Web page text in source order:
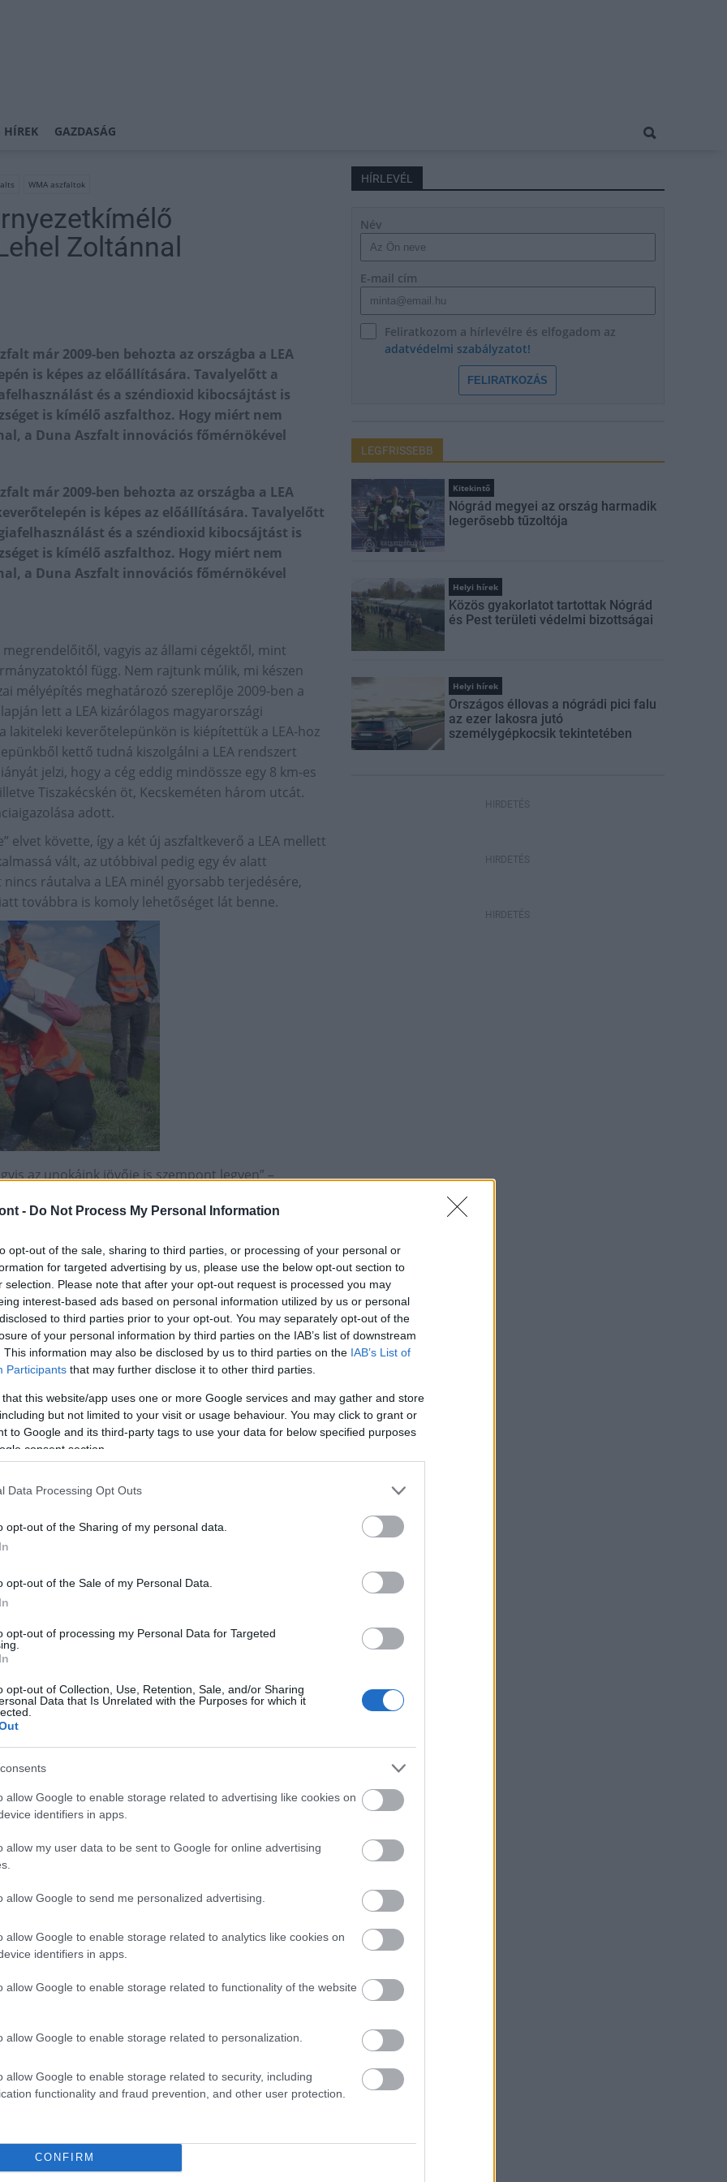
- Do Not Process My Personal Information
opt-out of the sale, sharing to third parties, or processing of your personal or
for targeted advertising by us, please use the below opt-out section to
selection. Please note that after your opt-out request is processed you may
interest-based ads based on personal information utilized by us or personal
to third parties prior to your opt-out. You may separately opt-out of the
of your personal information by third parties on the IAB’s list of downstream
This information may also be disclosed by us to third parties on the IAB’s List of
Participants that may further disclose it to other third parties.
that this website/app uses one or more Google services and may gather and store
but not limited to your visit or usage behaviour. You may click to grant or
to Google and its third-party tags to use your data for below specified purposes
consent section.
Data Processing Opt Outs
opt-out of the Sharing of my personal data.
opt-out of the Sale of my Personal Data.
opt-out of processing my Personal Data for Targeted
opt-out of Collection, Use, Retention, Sale, and/or Sharing
Data that Is Unrelated with the Purposes for which it
allow Google to enable storage related to advertising like cookies on
identifiers in apps.
allow my user data to be sent to Google for online advertising
allow Google to send me personalized advertising.
allow Google to enable storage related to analytics like cookies on
identifiers in apps.
allow Google to enable storage related to functionality of the website
allow Google to enable storage related to personalization.
allow Google to enable storage related to security, including
functionality and fraud prevention, and other user protection.
CONFIRM
HÍREK GAZDASÁG
WMA aszfaltok
Zoltánnal
már 2009-ben behozta az országba a LEA
is képes az előállítására. Tavalyelőtt a
és a széndioxid kibocsájtást is
is kímélő aszfalthoz. Hogy miért nem
a Duna Aszfalt innovációs főmérnökével
már 2009-ben behozta az országba a LEA
is képes az előállítására. Tavalyelőtt
és a széndioxid kibocsájtást is
is kímélő aszfalthoz. Hogy miért nem
a Duna Aszfalt innovációs főmérnökével
vagyis az állami cégektől, mint
függ. Nem rajtunk múlik, mi készen
mélyépítés meghatározó szereplője 2009-ben a
lett a LEA kizárólagos magyarországi
lakiteleki keverőtelepünkön is kiépítettük a LEA-hoz
kettő tudná kiszolgálni a LEA rendszert
jelzi, hogy a cég eddig mindössze egy 8 km-es
Tiszakécskén öt, Kecskeméten három utcát.
adott.
elvet követte, így a két új aszfaltkeverő a LEA mellett
vált, az utóbbival pedig egy év alatt
ráutalva a LEA minél gyorsabb terjedésére,
továbbra is komoly lehetőséget lát benne.
az unokáink jövője is szempont legyen” –
Zoltán. Ennek fő eszközeként a
kisebb hatást gyakorló megoldásokat preferálja,
hatást a pályázatoknál. A szakember
(kizárólagosságot), hiszen rajtuk kívül számos
ugyanis csak egyike az úgynevezett csökkentett
más hazai cégek is képesek.
szeptemberében elkészült a hazai szabályozás,
műszaki előírás. Ráadásul a közbeszerzési
megenged az ár mellett, így akár a környezeti
a széndioxid kibocsájtás és az
kiemelten kezelő cég főmérnöke
is biztató jelnek látja. Emellett biztosra veszi, hogy
elterjedt a WMA) szabályozásának
például az új házak egyre szigorodó energetikai
költségei helyett inkább a makrogazdasági
is csökkent, de van, ami miatt többe kerül: van
alapvetően normál árban vagy picit alatta tudunk
érhető, hiszen az eljárással 50 százalékkal
ennyivel a szénmonoxid-kibocsájtás, a
adni. Kiszámolták, egy 581 méter hosszú (20 cm
dioxid kibocsájtást spórolnak a LEA-val, ami 1
szempontok a döntőek, és az hogy mikortól
lehetünk hatással, hogy jelezzük, megvan
HÍRLEVÉL
Név
E-mail cím
Feliratkozom a hírlevélre és elfogadom az
adatvédelmi szabályzatot!
FELIRATKOZÁS
LEGFRISSEBB
Kitekintő
Nógrád megyei az ország harmadik
legerősebb tűzoltója
Helyi hírek
Közös gyakorlatot tartottak Nógrád
és Pest területi védelmi bizottságai
Helyi hírek
Országos éllovas a nógrádi pici falu
az ezer lakosra jutó
személygépkocsik tekintetében
HIRDETÉS
HIRDETÉS
HIRDETÉS